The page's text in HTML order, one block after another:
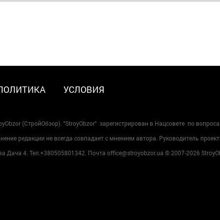
УСЛОВИЯ
(СтройОбзор). "StroyObzor" зарегистрирован в Нацсовете по
редакции не всегда совпадает с мнением автора. Руководитель
Дача 4. Тел.+380505801342. Почта office@stroyobzor.ua © 2007-2026